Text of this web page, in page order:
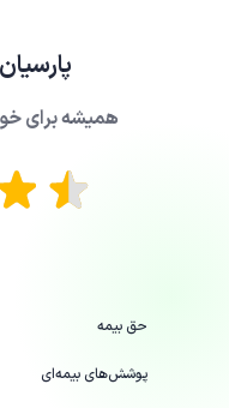
پارسیان
همیشه برای
حق بیمه
پوشش‌های بیمه‌ای